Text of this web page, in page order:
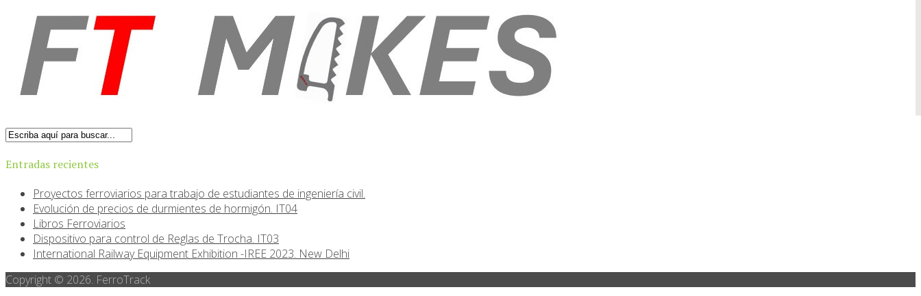
Entradas recientes
Proyectos ferroviarios para trabajo de estudiantes de ingeniería civil.
Evolución de precios de durmientes de hormigón. IT04
Libros Ferroviarios
Dispositivo para control de Reglas de Trocha. IT03
International Railway Equipment Exhibition -IREE 2023. New Delhi
Copyright © 2026. FerroTrack